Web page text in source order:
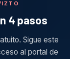
4 pasos
Sigue este
al portal de